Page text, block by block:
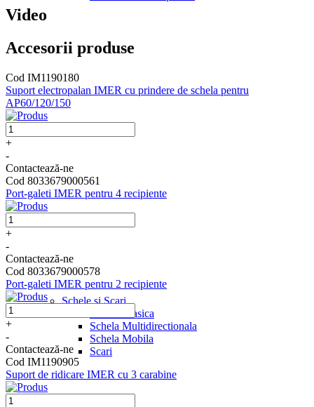
Schele si Scari
Schela Clasica
Schela Multidirectionala
Schela Mobila
Scari
Video
Accesorii produse
Cod IM1190180
Suport electropalan IMER cu prindere de schela pentru
AP60/120/150
+
-
Contactează-ne
Cod 8033679000561
Port-galeti IMER pentru 4 recipiente
+
-
Contactează-ne
Cod 8033679000578
Port-galeti IMER pentru 2 recipiente
+
-
Contactează-ne
Cod IM1190905
Suport de ridicare IMER cu 3 carabine